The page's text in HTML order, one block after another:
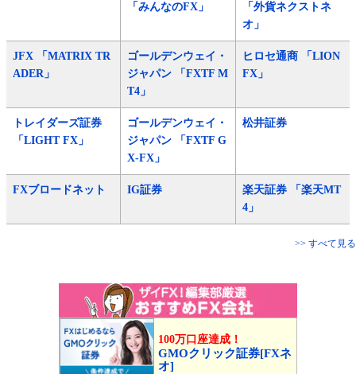
「みんなのFX」
「外貨ネクストネ
オ」
JFX 「MATRIX TR
ADER」
ゴールデンウェイ・
ジャパン 「FXTF M
T4」
ヒロセ通商 「LION
FX」
トレイダーズ証券
「LIGHT FX」
ゴールデンウェイ・
ジャパン 「FXTF G
X-FX」
松井証券
FXブロードネット IG証券
楽天証券 「楽天MT
4」
>> すべて見る
100万口座達成！
GMOクリック証券[FXネ
オ]